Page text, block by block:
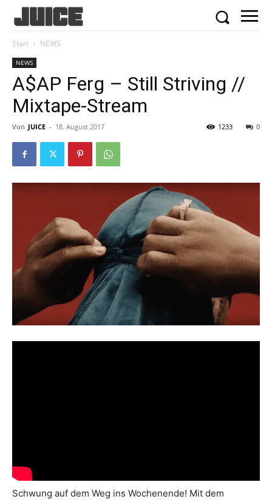
Start NEWS
NEWS
A$AP Ferg – Still Striving //
Mixtape-Stream
Von JUICE - 18. August 2017 0
1233
Schwung auf dem Weg ins Wochenende! Mit dem